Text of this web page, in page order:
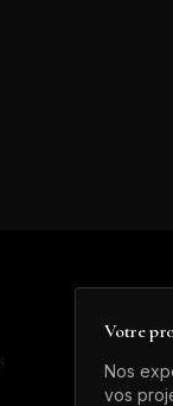
Votre
Nos
vos